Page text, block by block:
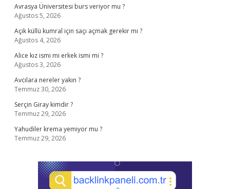
Avrasya Üniversitesi burs veriyor mu ?
Ağustos 5, 2026
Açık küllü kumral için saçı açmak gerekir mi ?
Ağustos 4, 2026
Alice kız ismi mi erkek ismi mi ?
Ağustos 3, 2026
Avcılara nereler yakın ?
Temmuz 30, 2026
Serçin Giray kimdir ?
Temmuz 29, 2026
Yahudiler krema yemiyor mu ?
Temmuz 29, 2026